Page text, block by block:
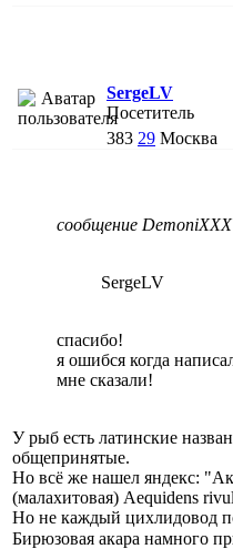
SergeLV
Посетитель
383 29 Москва
сообщение DemoniXXX
SergeLV
спасибо!
я ошибся когда
мне сказали!
У рыб есть латинские
общепринятые.
Но всё же нашел яндекс:
(малахитовая) Aequidens
Но не каждый цихлидовод
Бирюзовая акара намного